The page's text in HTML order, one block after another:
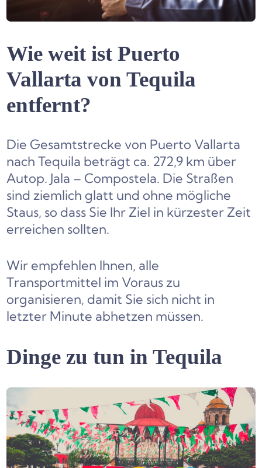
Wie weit ist Puerto
Vallarta von Tequila
entfernt?
Die Gesamtstrecke von Puerto Vallarta
nach Tequila beträgt ca. 272,9 km über
Autop. Jala – Compostela. Die Straßen
sind ziemlich glatt und ohne mögliche
Staus, so dass Sie Ihr Ziel in kürzester Zeit
erreichen sollten.
Wir empfehlen Ihnen, alle
Transportmittel im Voraus zu
organisieren, damit Sie sich nicht in
letzter Minute abhetzen müssen.
Dinge zu tun in Tequila